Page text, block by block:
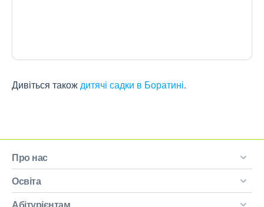
Дивіться такождитячі садки в Боратині.
Про нас
Освіта